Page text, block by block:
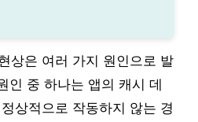
상은 여러 가지 원인으로 발
인 중 하나는 앱의 캐시 데
상적으로 작동하지 않는 경